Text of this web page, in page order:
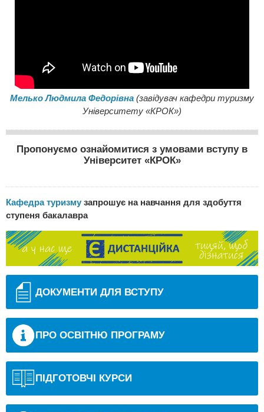
Мелько Людмила Федорівна (завідувач кафедри туризму
Університету «КРОК»)
Пропонуємо ознайомитися з умовами вступу в
Університет «КРОК»
Кафедра туризму запрошує на навчання для здобуття
ступеня бакалавра
ДОКУМЕНТИ ДЛЯ ВСТУПУ
ПРО ОСВІТНЮ ПРОГРАМУ
ПІДГОТОВЧІ КУРСИ